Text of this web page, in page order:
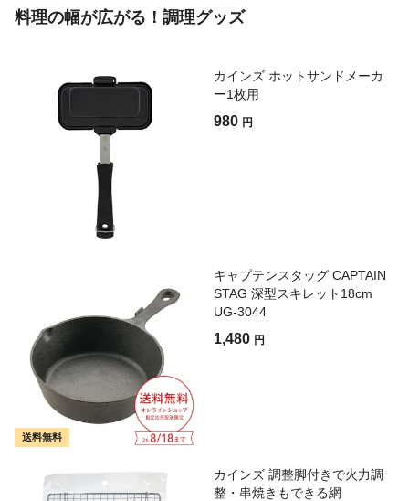
料理の幅が広がる！調理グッズ
カインズ ホットサンドメーカ
ー1枚用
980 円
送料無料
キャプテンスタッグ CAPTAIN
STAG 深型スキレット18cm
UG-3044
1,480 円
カインズ 調整脚付きで火力調
整・串焼きもできる網